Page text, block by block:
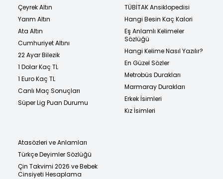
Çeyrek Altın
Yarım Altın
Ata Altın
Cumhuriyet Altını
22 Ayar Bilezik
1 Dolar Kaç TL
1 Euro Kaç TL
Canlı Maç Sonuçları
Süper Lig Puan Durumu
TÜBİTAK Ansiklopedisi
Hangi Besin Kaç Kalori
Eş Anlamlı Kelimeler
Sözlüğü
Hangi Kelime Nasıl Yazılır?
En Güzel Sözler
Metrobüs Durakları
Marmaray Durakları
Erkek İsimleri
Kız İsimleri
Atasözleri ve Anlamları
Türkçe Deyimler Sözlüğü
Çin Takvimi 2026 ve Bebek
Cinsiyeti Hesaplama